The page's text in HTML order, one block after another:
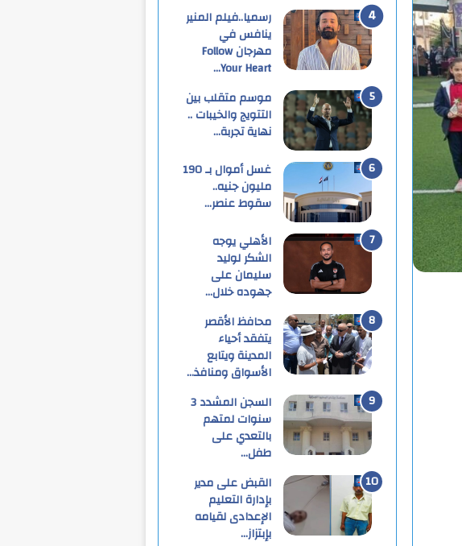
رسميا..فيلم المنير
ينافس في
مهرجان Follow
Your Heart…
موسم متقلب بين
التتويج والخيبات ..
نهاية تجربة…
غسل أموال بـ 190
مليون جنيه..
سقوط عنصر…
الأهلي يوجه
الشكر لوليد
سليمان على
جهوده خلال…
محافظ الأقصر
يتفقد أحياء
المدينة ويتابع
الأسواق ومنافذ…
السجن المشدد 3
سنوات لمتهم
بالتعدي على
طفل…
القبض على مدير
بإدارة التعليم
الإعدادى لقيامه
بإبتزاز…